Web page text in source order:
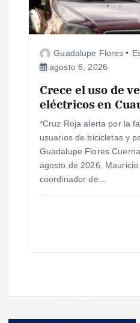
Guadalupe Flores
agosto 6, 2026
Crece el uso de
eléctricos en
*Cruz Roja alerta por la
usuarios de bicicletas y
Guadalupe Flores
agosto de 2026. Mauricio
coordinador de…